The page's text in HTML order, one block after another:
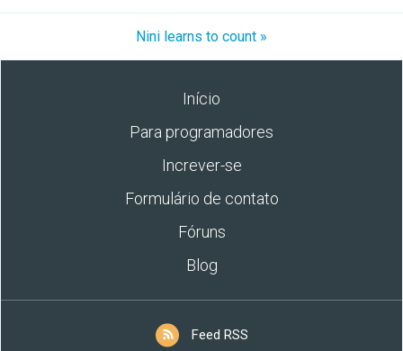
Nini learns to count »
Início
Para programadores
Increver-se
Formulário de contato
Fóruns
Blog
Feed RSS